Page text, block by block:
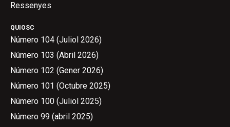
QUIOSC
Número 104 (Juliol 2026)
Número 103 (Abril 2026)
Número 102 (Gener 2026)
Número 101 (Octubre 2025)
Número 100 (Juliol 2025)
Número 99 (abril 2025)
Ressenyes